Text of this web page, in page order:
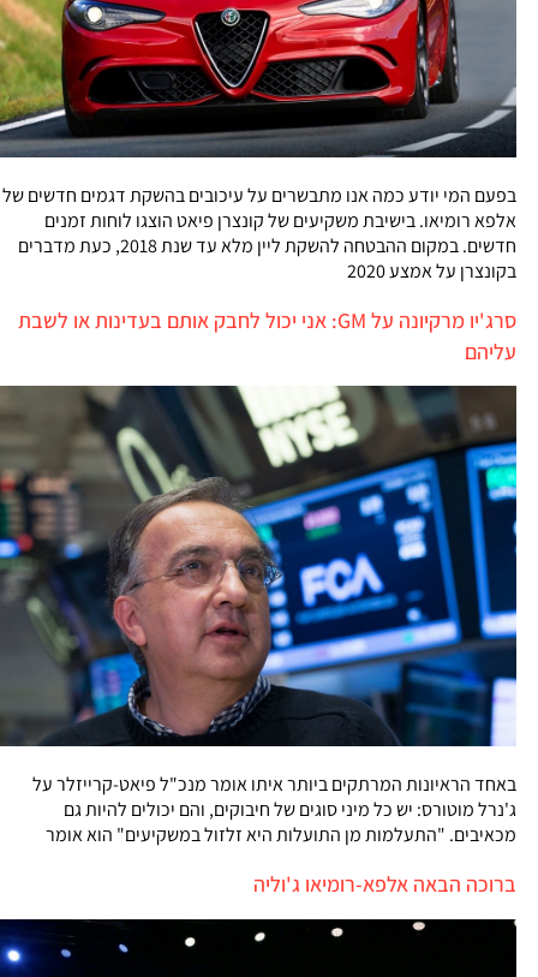
בפעם המי יודע כמה אנו מתבשרים על עיכובים בהשקת דגמים חדשים של
אלפא רומיאו. בישיבת משקיעים של קונצרן פיאט הוצגו לוחות זמנים
חדשים. במקום ההבטחה להשקת ליין מלא עד שנת 2018, כעת מדברים
בקונצרן על אמצע 2020
סרג'יו מרקיונה על GM: אני יכול לחבק אותם בעדינות או לשבת
עליהם
באחד הראיונות המרתקים ביותר איתו אומר מנכ"ל פיאט-קרייזלר על
ג'נרל מוטורס: יש כל מיני סוגים של חיבוקים, והם יכולים להיות גם
מכאיבים. "התעלמות מן התועלות היא זלזול במשקיעים" הוא אומר
ברוכה הבאה אלפא-רומיאו ג'וליה